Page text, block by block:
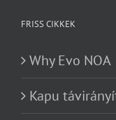
FRISS CIKKEK
Why Evo NOA
Kapu